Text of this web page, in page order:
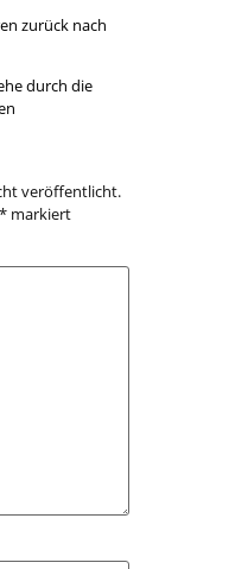
zurück nach
durch die
veröffentlicht.
* markiert